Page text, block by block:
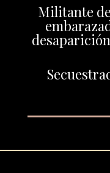
Militante